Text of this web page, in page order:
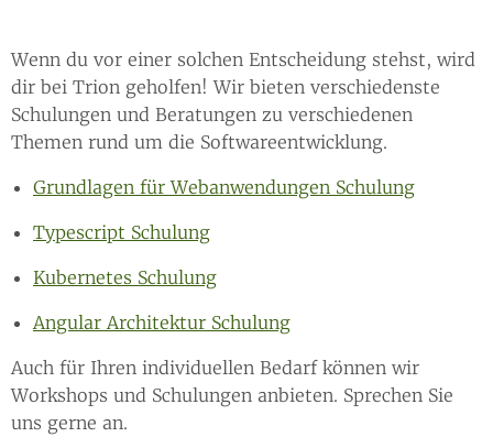
Wenn du vor einer solchen Entscheidung stehst, wird
dir bei Trion geholfen! Wir bieten verschiedenste
Schulungen und Beratungen zu verschiedenen
Themen rund um die Softwareentwicklung.
Grundlagen für Webanwendungen Schulung
Typescript Schulung
Kubernetes Schulung
Angular Architektur Schulung
Auch für Ihren individuellen Bedarf können wir
Workshops und Schulungen anbieten. Sprechen Sie
uns gerne an.